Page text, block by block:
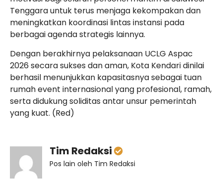
Tenggara untuk terus menjaga kekompakan dan
meningkatkan koordinasi lintas instansi pada
berbagai agenda strategis lainnya.
Dengan berakhirnya pelaksanaan UCLG Aspac
2026 secara sukses dan aman, Kota Kendari dinilai
berhasil menunjukkan kapasitasnya sebagai tuan
rumah event internasional yang profesional, ramah,
serta didukung soliditas antar unsur pemerintah
yang kuat. (Red)
Tim Redaksi
Pos lain oleh Tim Redaksi